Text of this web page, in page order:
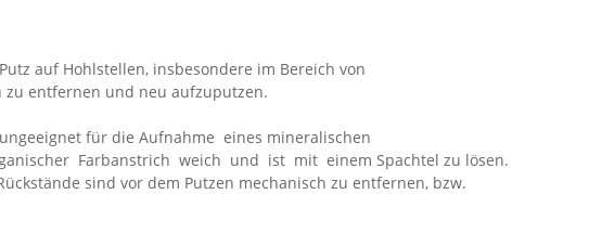
auf Hohlstellen, insbesondere im Bereich von
zu entfernen und neu aufzuputzen.
für die Aufnahme eines mineralischen
Farbanstrich weich und ist mit einem Spachtel zu lösen.
sind vor dem Putzen mechanisch zu entfernen, bzw.